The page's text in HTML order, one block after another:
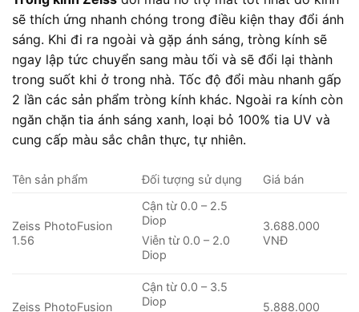
sẽ thích ứng nhanh chóng trong điều kiện thay đổi ánh
sáng. Khi đi ra ngoài và gặp ánh sáng, tròng kính sẽ
ngay lập tức chuyển sang màu tối và sẽ đổi lại thành
trong suốt khi ở trong nhà. Tốc độ đổi màu nhanh gấp
2 lần các sản phẩm tròng kính khác. Ngoài ra kính còn
ngăn chặn tia ánh sáng xanh, loại bỏ 100% tia UV và
cung cấp màu sắc chân thực, tự nhiên.
Tên sản phẩm Đối tượng sử dụng Giá bán
Zeiss PhotoFusion
1.56
Cận từ 0.0 – 2.5
Diop
Viễn từ 0.0 – 2.0
Diop
3.688.000
VNĐ
Zeiss PhotoFusion
Cận từ 0.0 – 3.5
Diop
5.888.000